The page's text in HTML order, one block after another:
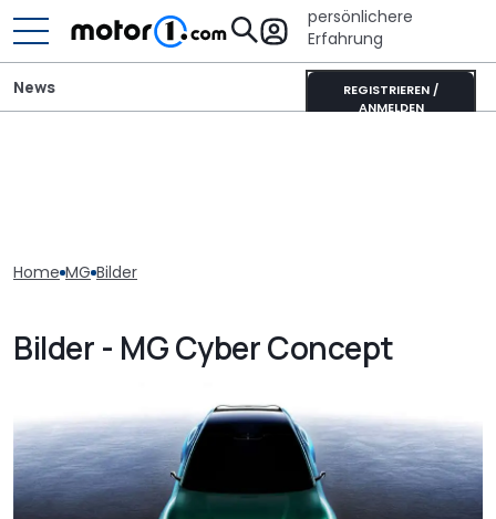
persönlichere
Erfahrung
REGISTRIEREN /
ANMELDEN
News
Home MG Bilder
Bilder - MG Cyber Concept